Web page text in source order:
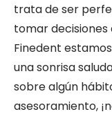
trata de ser
tomar decisiones
Finedent
una sonrisa
sobre algún
asesoramiento,